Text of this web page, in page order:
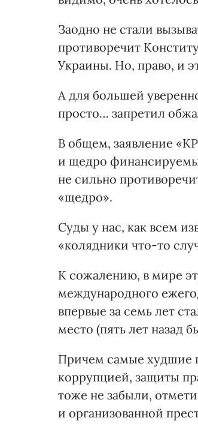
Заодно не стали
противоречит
Украины. Но, право, и
А для большей
просто… запретил
В общем, заявление
и щедро
не сильно
«щедро».
Суды у нас, как всем
«колядники что-то
К сожалению, в мире
международного
впервые за семь лет
место (пять лет назад
Причем самые худшие
коррупцией, защиты
тоже не забыли,
и организованной